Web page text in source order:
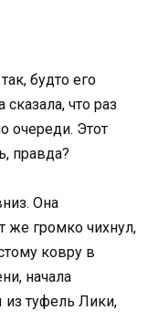
будто его
что раз
очереди. Этот
правда?
Она
же громко чихнул,
ковру в
начала
туфель Лики,